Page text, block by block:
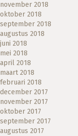
november 2018
oktober 2018
september 2018
augustus 2018
juni 2018
mei 2018
april 2018
maart 2018
februari 2018
december 2017
november 2017
oktober 2017
september 2017
augustus 2017